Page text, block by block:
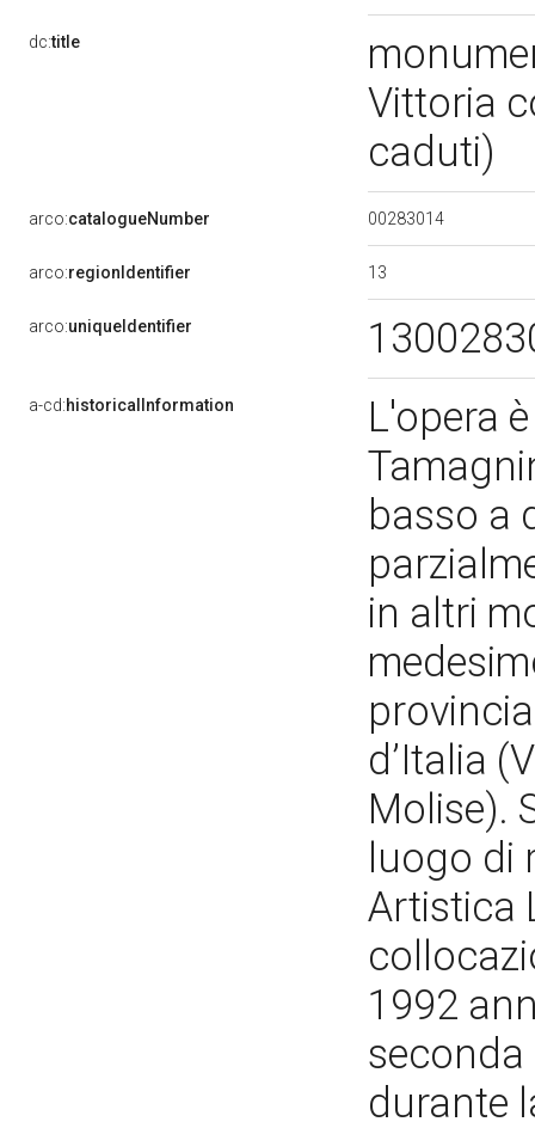
dc:title
Vittoria
caduti)
arco:catalogueNumber 00283014
arco:regionIdentifier 13
arco:uniqueIdentifier
a-cd:historicalInformation
L'opera
basso a
in altri
d’Italia
Molise).
luogo di
Artistica
1992
seconda
durante